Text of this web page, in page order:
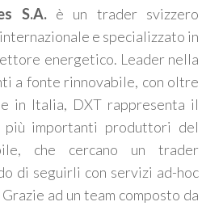
S.A.è un trader svizzero
e specializzato in
energetico. Leader nella
a fonte rinnovabile, con oltre
in Italia, DXT rappresenta il
importanti produttori del
che cercano un trader
di seguirli con servizi ad-hoc
ad un team composto da